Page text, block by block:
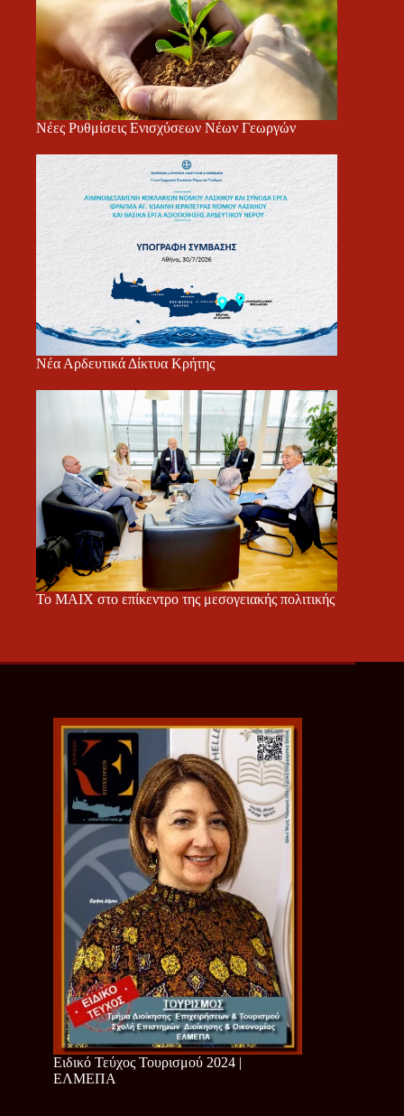
Νέες Ρυθμίσεις Ενισχύσεων Νέων Γεωργών
Νέα Αρδευτικά Δίκτυα Κρήτης
Το ΜΑΙΧ στο επίκεντρο της μεσογειακής πολιτικής
Ειδικό Τεύχος Τουρισμού 2024 |
ΕΛΜΕΠΑ